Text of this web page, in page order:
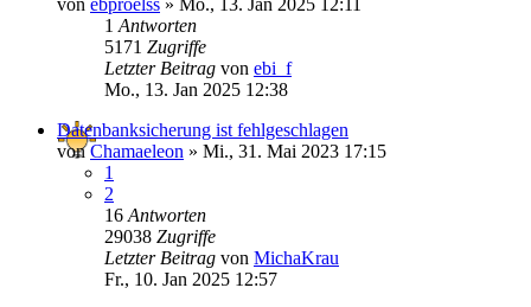
1 Antworten
5171 Zugriffe
Letzter Beitrag von ebi_f
Mo., 13. Jan 2025 12:38
Datenbanksicherung ist fehlgeschlagen
vonChamaeleon » Mi., 31. Mai 2023 17:15
1
2
16 Antworten
29038 Zugriffe
Letzter Beitrag von MichaKrau
Fr., 10. Jan 2025 12:57